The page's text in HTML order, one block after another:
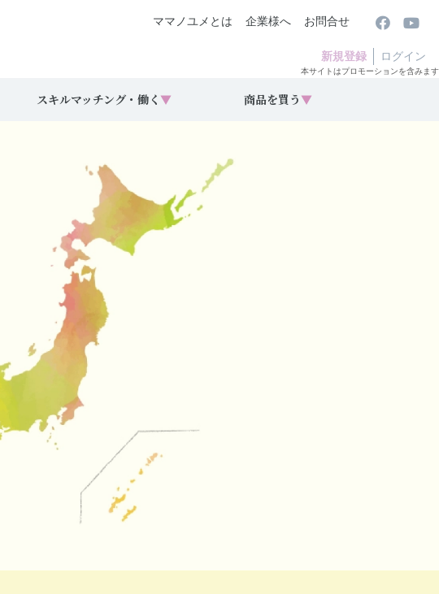
ママノユメとは 企業様へ お問合せ
新規登録 ログイン
本サイトはプロモーションを含みます
スキルマッチング・働く ▼ 商品を買う ▼